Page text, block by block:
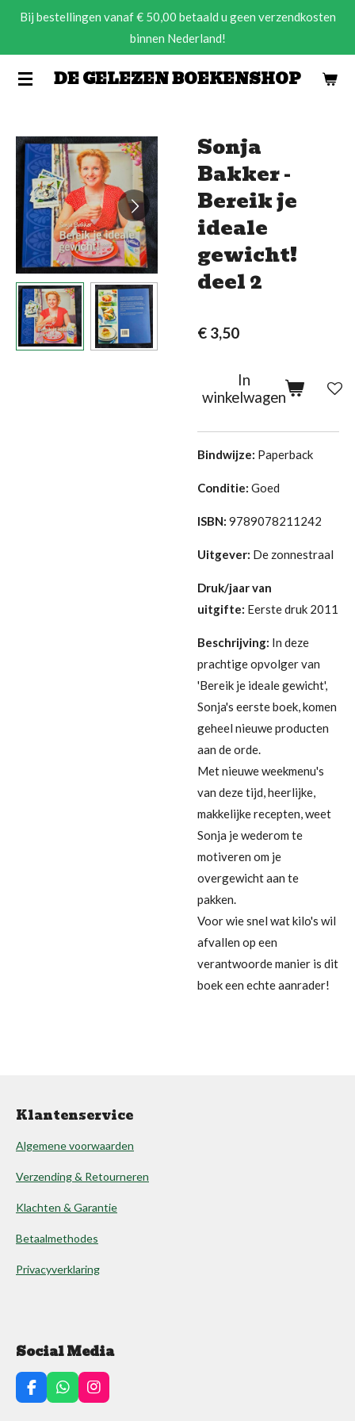
Ga
de
DE GELEZEN BOEKENSHOP
Bij bestellingen vanaf € 50,00 betaald u geen verzendkosten
binnen Nederland!
Sonja
Bakker -
Bereik je
ideale
gewicht!
deel 2
€ 3,50
In
winkelwagen
Bindwijze: Paperback
Conditie: Goed
ISBN: 9789078211242
Uitgever: De zonnestraal
Druk/jaar van
uitgifte: Eerste druk 2011
Beschrijving: In deze
prachtige opvolger van
'Bereik je ideale gewicht',
Sonja's eerste boek, komen
geheel nieuwe producten
aan de orde.
Met nieuwe weekmenu's
van deze tijd, heerlijke,
makkelijke recepten, weet
Sonja je wederom te
motiveren om je
overgewicht aan te
pakken.
Voor wie snel wat kilo's wil
afvallen op een
verantwoorde manier is dit
boek een echte aanrader!
Klantenservice
Algemene voorwaarden
Verzending & Retourneren
Klachten & Garantie
Betaalmethodes
Privacyverklaring
Social Media
F
a
W
h
I
n